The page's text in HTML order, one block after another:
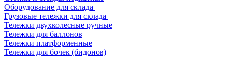
Оборудование для склада
Грузовые тележки для склада
Тележки двухколесные ручные
Тележки для баллонов
Тележки платформенные
Тележки для бочек (бидонов)